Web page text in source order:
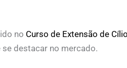
no Curso de Extensão de
destacar no mercado.